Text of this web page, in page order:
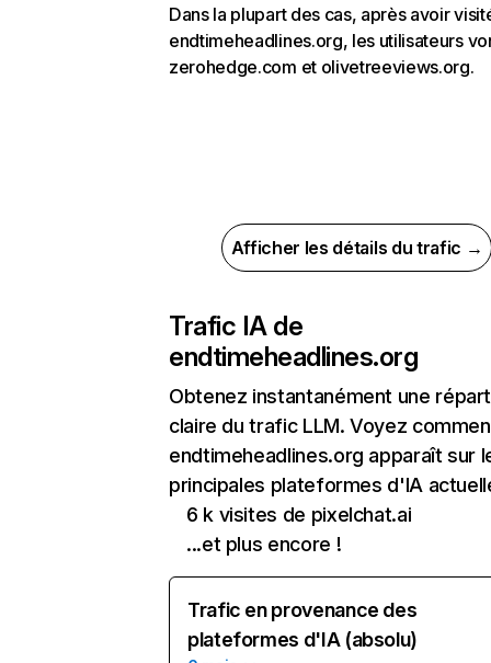
Dans la plupart des cas, après avoir
endtimeheadlines.org, les utilisateurs
zerohedge.com et olivetreeviews.org.
Afficher les détails du trafic →
Trafic IA de
endtimeheadlines.org
Obtenez instantanément une
claire du trafic LLM. Voyez
endtimeheadlines.org apparaît sur
principales plateformes d'IA
6 k visites de pixelchat.ai
...et plus encore !
Trafic en provenance des
plateformes d'IA (absolu)